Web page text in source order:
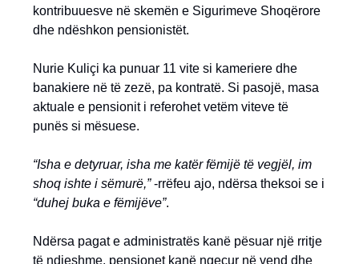
kontribuuesve në skemën e Sigurimeve Shoqërore
dhe ndëshkon pensionistët.
Nurie Kuliçi ka punuar 11 vite si kameriere dhe
banakiere në të zezë, pa kontratë. Si pasojë, masa
aktuale e pensionit i referohet vetëm viteve të
punës si mësuese.
“Isha e detyruar, isha me katër fëmijë të vegjël, im
shoq ishte i sëmurë,”-rrëfeu ajo, ndërsa theksoi se i
“duhej buka e fëmijëve”.
Ndërsa pagat e administratës kanë pësuar një rritje
të ndjeshme, pensionet kanë ngecur në vend dhe